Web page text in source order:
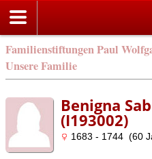
Familienstiftungen Paul
Unsere Familie
Benigna
(I193002)
1683 - 1744 (60